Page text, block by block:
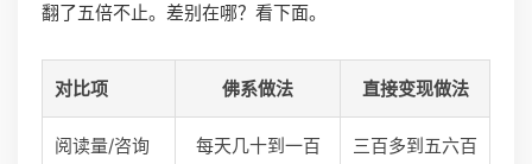
翻了五倍不止。差别在哪？看下面。
对比项 佛系做法 直接变现做法
阅读量/咨询
每天几十到一百
三百多到五六百